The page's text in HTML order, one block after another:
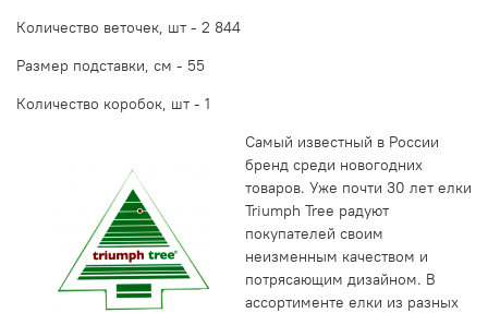
Количество веточек, шт - 2 844
Размер подставки, см - 55
Количество коробок, шт - 1
Самый известный в России
бренд среди новогодних
товаров. Уже почти 30 лет елки
Triumph Tree радуют
покупателей своим
неизменным качеством и
потрясающим дизайном. В
ассортименте елки из разных